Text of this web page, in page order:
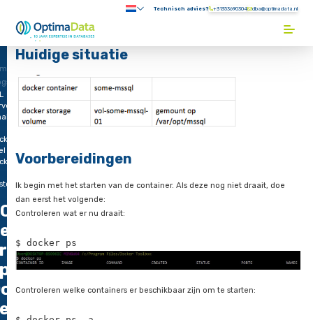
Terug naar de startpagina
Submenu:Technisch advies? +31353690304
2
Huidige situatie
Voorbereidingen
dan eerst het volgende:
Controleren wat er nu draait: